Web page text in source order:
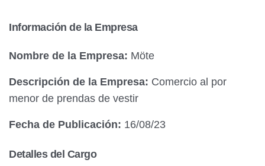
Información de la Empresa
Nombre de la Empresa: Möte
Descripción de la Empresa: Comercio al por
menor de prendas de vestir
Fecha de Publicación: 16/08/23
Detalles del Cargo